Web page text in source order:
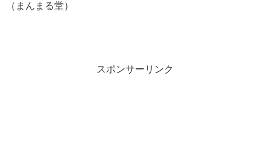
（まんまる堂）
スポンサーリンク